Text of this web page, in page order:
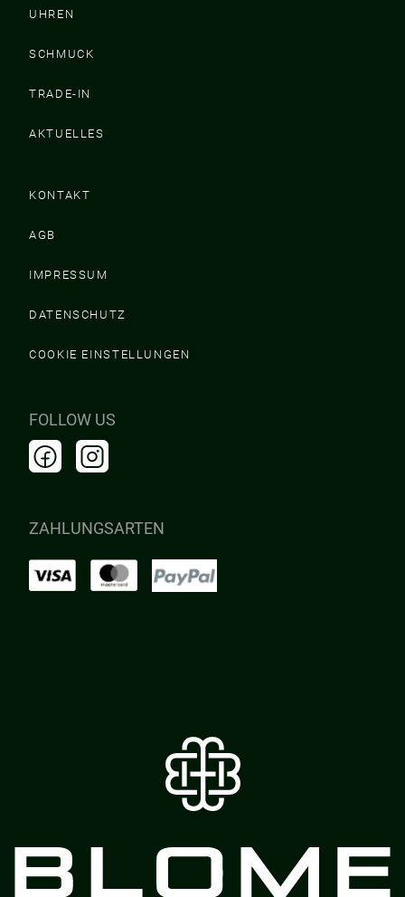
UHREN
SCHMUCK
TRADE-IN
AKTUELLES
KONTAKT
AGB
IMPRESSUM
DATENSCHUTZ
COOKIE EINSTELLUNGEN
FOLLOW US
ZAHLUNGSARTEN